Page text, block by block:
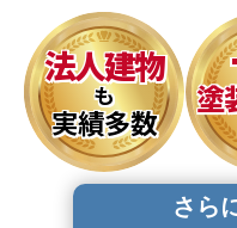
法人建物
も
実績多数
塗
さら